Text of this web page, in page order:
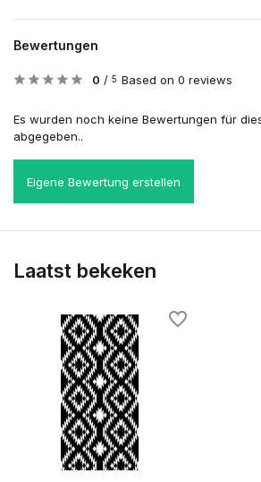
Bewertungen
0 / 5 Based on 0 reviews
Es wurden noch keine Bewertungen für
abgegeben..
Eigene Bewertung erstellen
Laatst bekeken